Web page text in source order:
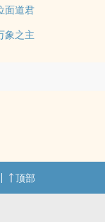
面道君
象之主
顶部